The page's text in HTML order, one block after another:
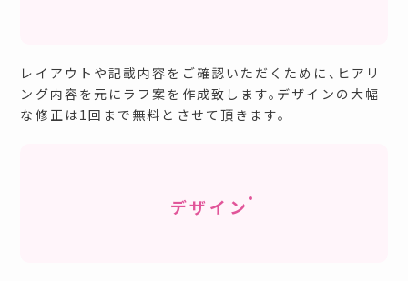
レイアウトや記載内容をご確認いただくために、ヒアリ
ング内容を元にラフ案を作成致します。デザインの大幅
な修正は1回まで無料とさせて頂きます。
デザイン